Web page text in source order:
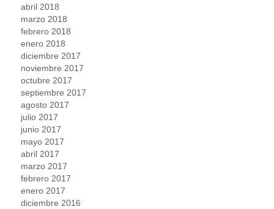
abril 2018
marzo 2018
febrero 2018
enero 2018
diciembre 2017
noviembre 2017
octubre 2017
septiembre 2017
agosto 2017
julio 2017
junio 2017
mayo 2017
abril 2017
marzo 2017
febrero 2017
enero 2017
diciembre 2016